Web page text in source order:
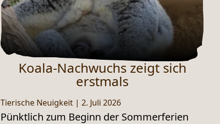
Koala-Nachwuchs zeigt sich
erstmals
Tierische Neuigkeit | 2. Juli 2026
Pünktlich zum Beginn der Sommerferien